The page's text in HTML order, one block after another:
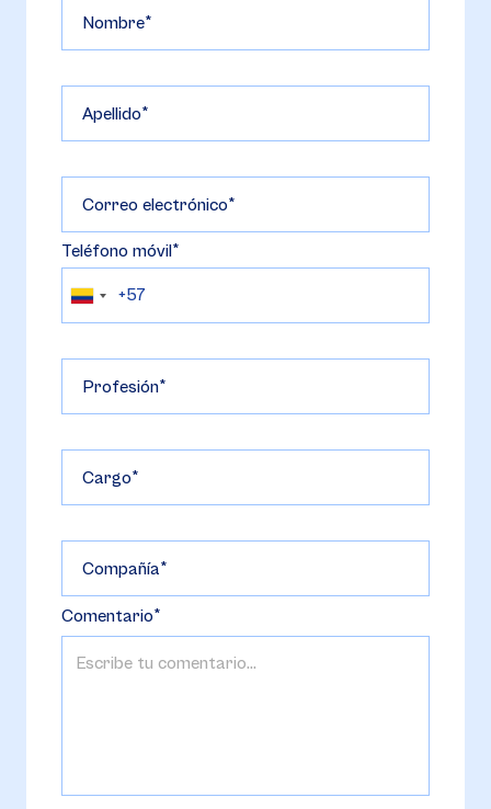
Nombre
Apellido
Correo electrónico
Teléfono móvil
Profesión
Cargo
Compañía
Comentario